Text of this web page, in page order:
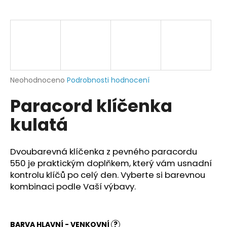
Průměrné
produktu
je
0,0
hvězdiček.
Neohodnoceno Podrobnosti hodnocení
Paracord klíčenka
kulatá
Dvoubarevná klíčenka z pevného paracordu
550 je praktickým doplňkem, který vám usnadní
kontrolu klíčů po celý den.Vyberte si barevnou
kombinaci podle Vaší výbavy.
BARVA HLAVNÍ - VENKOVNÍ ?
j
?
D
o
p